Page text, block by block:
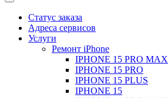
Статус заказа
Адреса сервисов
Услуги
Ремонт iPhone
IPHONE 15 PRO MAX
IPHONE 15 PRO
IPHONE 15 PLUS
IPHONE 15